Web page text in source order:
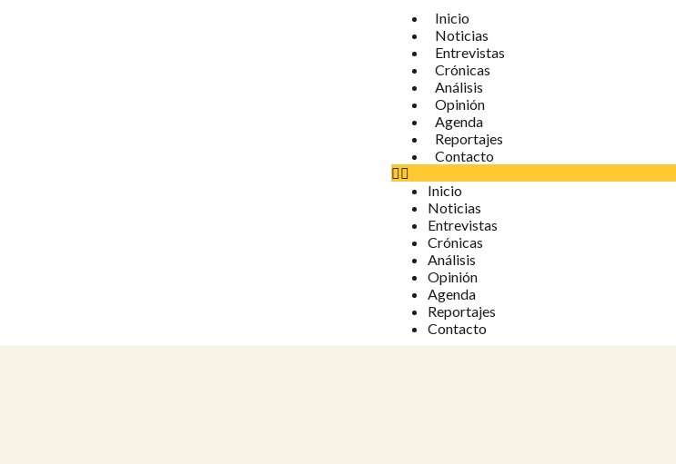
Inicio
Noticias
Entrevistas
Crónicas
Análisis
Opinión
Agenda
Reportajes
Contacto
Inicio
Noticias
Entrevistas
Crónicas
Análisis
Opinión
Agenda
Reportajes
Contacto